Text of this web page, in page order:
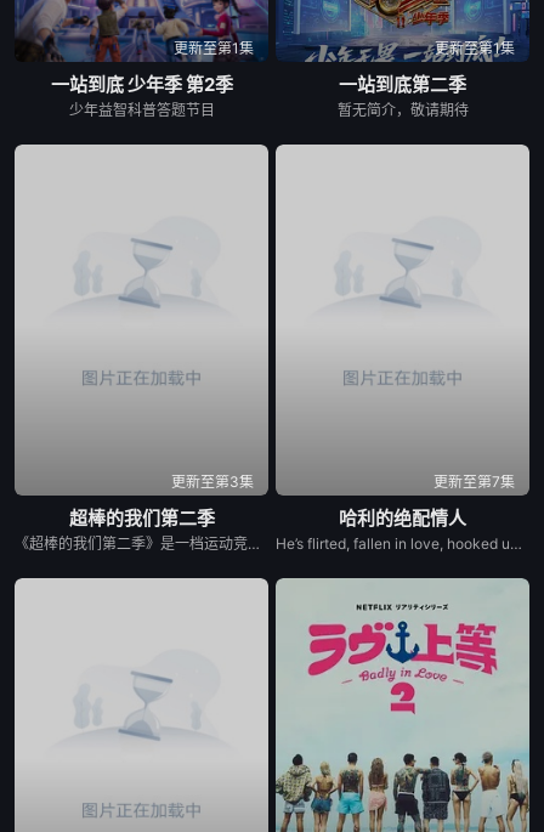
更新至第1集
一站到底 少年季 第2季
少年益智科普答题节目
更新至第1集
一站到底第二季
暂无简介，敬请期待
更新至第3集
超棒的我们第二季
《超棒的我们第二季》是一档运动竞技成长类真人秀，集结多位棒球少年，以多维度考核争夺席位，层层比拼后选拔9位少年锁定首发，与强队对决。全程记录少年们从独自拼搏到凝聚团魂的成长，打造兼具竞技性与观赏性的青春成长纪实。
更新至第7集
哈利的绝配情人
He’s flirted, fallen in love, hooked up, and broken up. He’s even proposed with a candy ring. But now, in the new series Let’s Marry Harry, Harry Jowsey’s ready for the real thing. After traveling all across the Netflix Reality Universe in search of his soulmate (see: Too Hot to Handle and Perfect Match as evidence), Jowsey will date a new pool of potential matches in hopes of ...